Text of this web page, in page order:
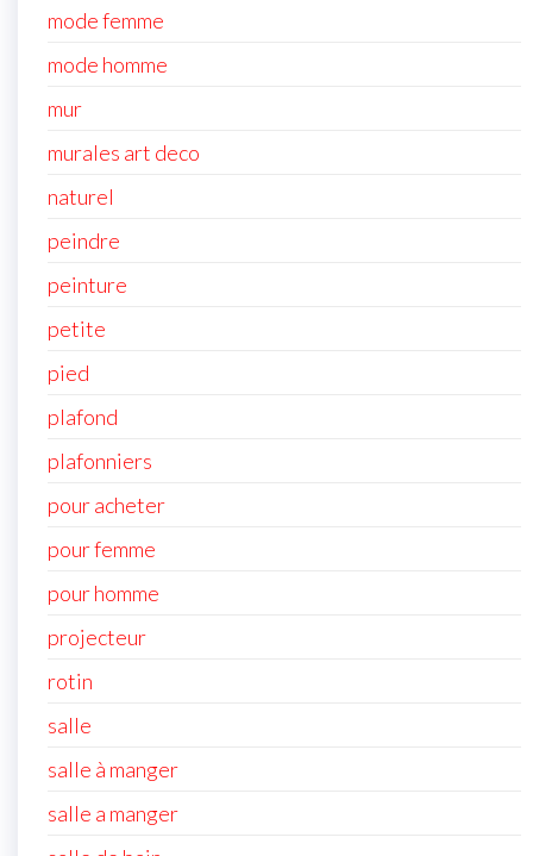
mode femme
mode homme
mur
murales art deco
naturel
peindre
peinture
petite
pied
plafond
plafonniers
pour acheter
pour femme
pour homme
projecteur
rotin
salle
salle à manger
salle a manger